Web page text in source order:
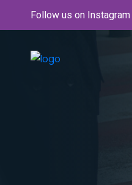
Follow us on Instagram